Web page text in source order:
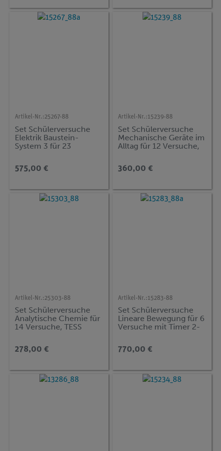
Artikel-Nr.:25267-88
Set Schülerversuche
Elektrik Baustein-
System 3 für 23
TRO
575,00 €
Artikel-Nr.:15239-88
Set Schülerversuche
Mechanische Geräte im
Alltag für 12 Versuche,
und Technik NT-MEC
360,00 €
Artikel-Nr.:25303-88
Set Schülerversuche
Analytische Chemie für
14 Versuche, TESS
ACH-1
278,00 €
Artikel-Nr.:15283-88
Set Schülerversuche
Lineare Bewegung für 6
Versuche mit Timer 2-
770,00 €